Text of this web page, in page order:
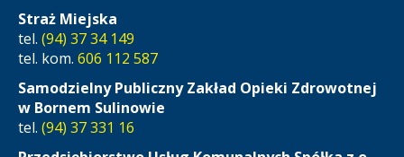
Straż Miejska
tel. (94) 37 34 149
tel. kom. 606 112 587
Samodzielny Publiczny Zakład Opieki Zdrowotnej
w Bornem Sulinowie
tel. (94) 37 331 16